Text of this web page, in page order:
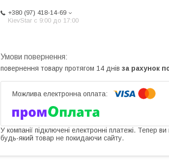
+380 (97) 418-14-69
KievStar с 9:00 до 17:00
повернення товару протягом 14 днів за рахунок
У компанії підключені електронні платежі. Тепер
будь-який товар не покидаючи сайту.